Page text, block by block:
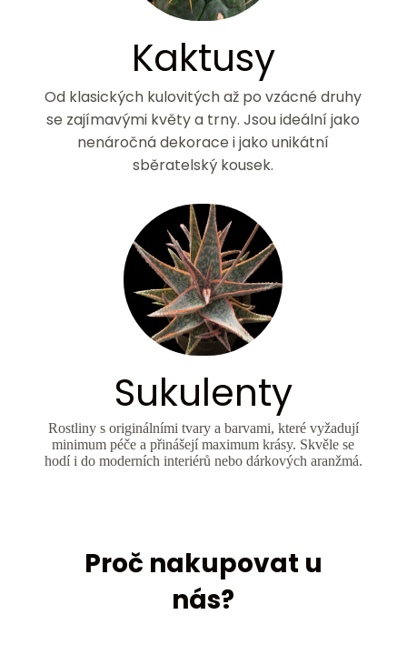
Kaktusy
Od klasických kulovitých až po vzácné druhy
se zajímavými květy a trny. Jsou ideální jako
nenáročná dekorace i jako unikátní
sběratelský kousek.
Sukulenty
Rostliny s originálními tvary a barvami, které vyžadují
minimum péče a přinášejí maximum krásy. Skvěle se
hodí i do moderních interiérů nebo dárkových aranžmá.
Proč nakupovat u
nás?